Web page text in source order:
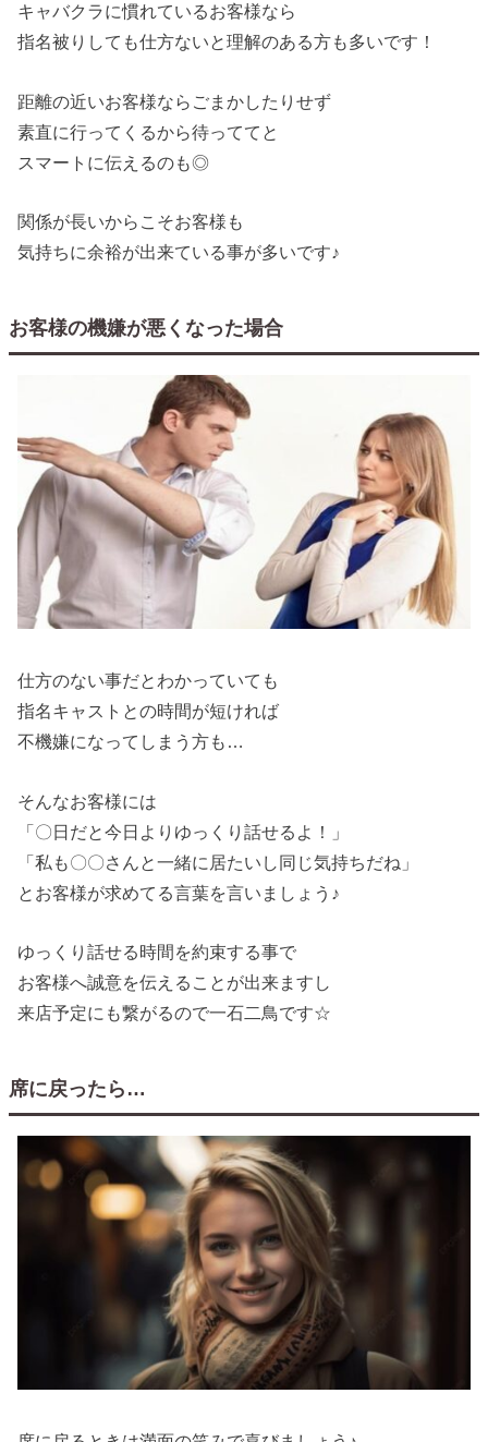
キャバクラに慣れているお客様なら
指名被りしても仕方ないと理解のある方も多いです！
距離の近いお客様ならごまかしたりせず
素直に行ってくるから待っててと
スマートに伝えるのも◎
関係が長いからこそお客様も
気持ちに余裕が出来ている事が多いです♪
お客様の機嫌が悪くなった場合
仕方のない事だとわかっていても
指名キャストとの時間が短ければ
不機嫌になってしまう方も…
そんなお客様には
「〇日だと今日よりゆっくり話せるよ！」
「私も〇〇さんと一緒に居たいし同じ気持ちだね」
とお客様が求めてる言葉を言いましょう♪
ゆっくり話せる時間を約束する事で
お客様へ誠意を伝えることが出来ますし
来店予定にも繋がるので一石二鳥です☆
席に戻ったら…